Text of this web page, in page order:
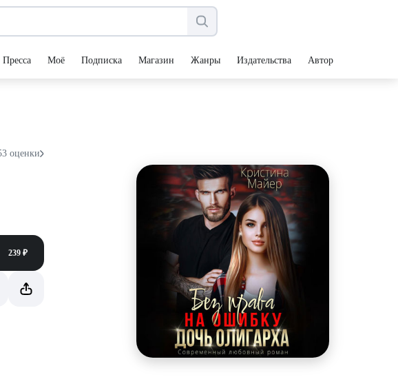
Пресса Моё Подписка Магазин Жанры Издательства Авторы
оценки
239 ₽